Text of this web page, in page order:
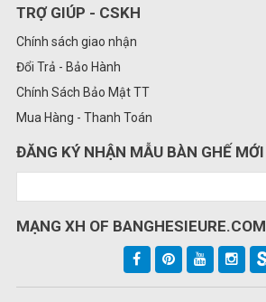
TRỢ GIÚP - CSKH
Chính sách giao nhận
Đổi Trả - Bảo Hành
Chính Sách Bảo Mật TT
Mua Hàng - Thanh Toán
ĐĂNG KÝ NHẬN MẪU BÀN GHẾ MỚI
MẠNG XH OF BANGHESIEURE.COM